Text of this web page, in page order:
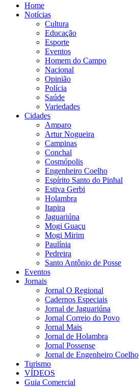
Home
Notícias
Cultura
Educação
Esporte
Eventos
Homem do Campo
Nacional
Opinião
Polícia
Saúde
Variedades
Cidades
Amparo
Artur Nogueira
Campinas
Conchal
Cosmópolis
Engenheiro Coelho
Espírito Santo do Pinhal
Estiva Gerbi
Holambra
Itapira
Jaguariúna
Mogi Guaçu
Mogi Mirim
Paulínia
Pedreira
Santo Antônio de Posse
Eventos
Jornais
Jornal O Regional
Cadernos Especiais
Jornal de Jaguariúna
Jornal Correio do Povo
Jornal Mais
Jornal de Holambra
Jornal Possense
Jornal de Engenheiro Coelho
Turismo
VÍDEOS
Guia Comercial